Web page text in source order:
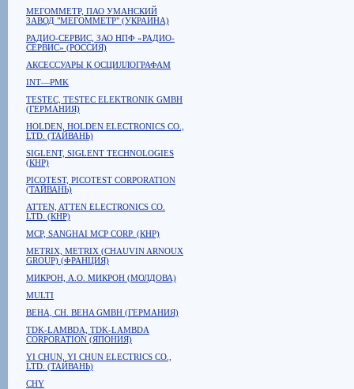
МЕГОММЕТР, ПАО УМАНСКИЙ
ЗАВОД "МЕГОММЕТР" (УКРАИНА)
РАДИО-СЕРВИС, ЗАО НПФ «РАДИО-
СЕРВИС» (РОССИЯ)
АКСЕССУАРЫ К ОСЦИЛЛОГРАФАМ
INT—PMK
TESTEC, TESTEC ELEKTRONIK GMBH
(ГЕРМАНИЯ)
HOLDEN, HOLDEN ELECTRONICS CO.,
LTD. (ТАЙВАНЬ)
SIGLENT, SIGLENT TECHNOLOGIES
(КНР)
PICOTEST, PICOTEST CORPORATION
(ТАЙВАНЬ)
ATTEN, ATTEN ELECTRONICS CO.
LTD. (КНР)
MCP, SANGHAI MCP CORP. (КНР)
METRIX, METRIX (CHAUVIN ARNOUX
GROUP) (ФРАНЦИЯ)
МИКРОН, А.О. МИКРОН (МОЛДОВА)
MULTI
BEHA, CH. BEHA GMBH (ГЕРМАНИЯ)
TDK-LAMBDA, TDK-LAMBDA
CORPORATION (ЯПОНИЯ)
YI CHUN, YI CHUN ELECTRICS CO.,
LTD. (ТАЙВАНЬ)
CHY